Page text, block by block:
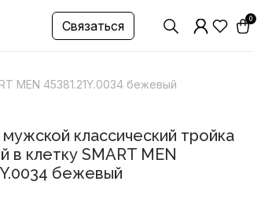
Связаться 0
MEN 45381.21Y.0034 бежевый
классический тройка
в клетку SMART MEN
бежевый